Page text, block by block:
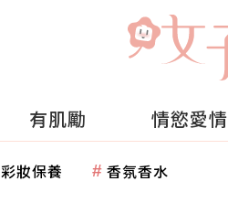
有肌勵 情慾愛情
彩妝保養 香氛香水